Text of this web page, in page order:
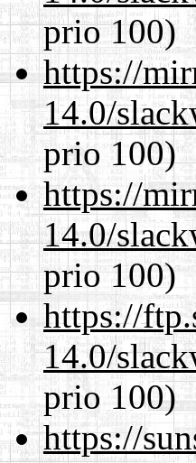
prio 100)
https://
14.0/
prio 100)
https://
14.0/
prio 100)
https://
14.0/
prio 100)
https://